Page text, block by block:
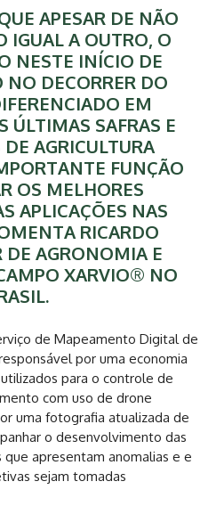
APESAR DE NÃO
IGUAL A OUTRO, O
NESTE INÍCIO DE
NO DECORRER DO
EM
ÚLTIMAS SAFRAS E
AGRICULTURA
FUNÇÃO
OS MELHORES
APLICAÇÕES NAS
RICARDO
DE AGRONOMIA E
XARVIO® NO
de Mapeamento Digital de
por uma economia
para o controle de
com uso de drone
uma fotografia atualizada de
o desenvolvimento das
apresentam anomalias e e
sejam tomadas